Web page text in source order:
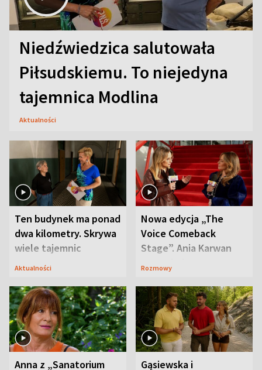
Niedźwiedzica salutowała
Piłsudskiemu. To niejedyna
tajemnica Modlina
Aktualności
Ten budynek ma ponad
dwa kilometry. Skrywa
wiele tajemnic
Aktualności
Nowa edycja „The
Voice Comeback
Stage”. Ania Karwan
zapowiada
Rozmowy
Anna z „Sanatorium
Gąsiewska i